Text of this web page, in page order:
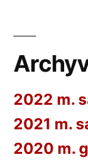
2022 m.
2021 m.
2020 m.